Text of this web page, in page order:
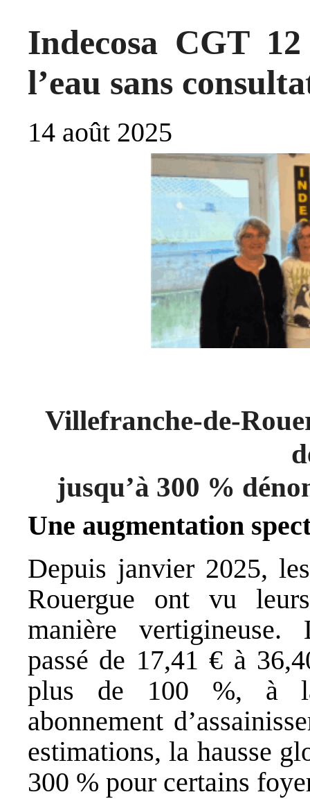
Indecosa CGT
l’eau sans
14 août 2025
Villefranche-de-
jusqu’à 300 %
Une augmentation
Depuis janvier 2025,
Rouergue ont vu
manière vertigineuse.
passé de 17,41 € à
plus de 100 %, à
abonnement
estimations, la hausse
300 % pour certains